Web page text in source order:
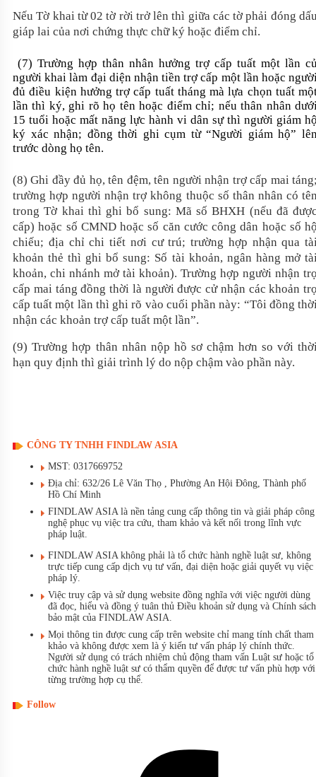
Nếu Tờ khai từ 02 tờ rời trở lên thì giữa các tờ phải đóng
giáp lai của nơi chứng thực chữ ký hoặc điểm chỉ.
(7) Trường hợp thân nhân hưởng trợ cấp tuất một lần
người khai làm đại diện nhận tiền trợ cấp một lần hoặc
đủ điều kiện hưởng trợ cấp tuất tháng mà lựa chọn tuất
lần thì ký, ghi rõ họ tên hoặc điểm chỉ; nếu thân nhân
15 tuổi hoặc mất năng lực hành vi dân sự thì người giám
ký xác nhận; đồng thời ghi cụm từ “Người giám hộ”
trước dòng họ tên.
(8) Ghi đầy đủ họ, tên đệm, tên người nhận trợ cấp mai
trường hợp người nhận trợ không thuộc số thân nhân có
trong Tờ khai thì ghi bổ sung: Mã số BHXH (nếu đã
cấp) hoặc số CMND hoặc số căn cước công dân hoặc số
chiếu; địa chỉ chi tiết nơi cư trú; trường hợp nhận qua
khoản thẻ thì ghi bổ sung: Số tài khoản, ngân hàng mở
khoản, chi nhánh mở tài khoản). Trường hợp người nhận
cấp mai táng đồng thời là người được cử nhận các khoản
cấp tuất một lần thì ghi rõ vào cuối phần này: “Tôi đồng
nhận các khoản trợ cấp tuất một lần”.
(9) Trường hợp thân nhân nộp hồ sơ chậm hơn so với
hạn quy định thì giải trình lý do nộp chậm vào phần này.
CÔNG TY TNHH FINDLAW ASIA
MST: 0317669752
Địa chỉ: 632/26 Lê Văn Thọ , Phường An Hội Đông, Thành phố
Hồ Chí Minh
FINDLAW ASIA là nền tảng cung cấp thông tin và giải pháp công
nghệ phục vụ việc tra cứu, tham khảo và kết nối trong lĩnh vực
pháp luật.
FINDLAW ASIA không phải là tổ chức hành nghề luật sư, không
trực tiếp cung cấp dịch vụ tư vấn, đại diện hoặc giải quyết vụ việc
pháp lý.
Việc truy cập và sử dụng website đồng nghĩa với việc người dùng
đã đọc, hiểu và đồng ý tuân thủ Điều khoản sử dụng và Chính sách
bảo mật của FINDLAW ASIA.
Mọi thông tin được cung cấp trên website chỉ mang tính chất tham
khảo và không được xem là ý kiến tư vấn pháp lý chính thức.
Người sử dụng có trách nhiệm chủ động tham vấn Luật sư hoặc tổ
chức hành nghề luật sư có thẩm quyền để được tư vấn phù hợp với
từng trường hợp cụ thể.
Follow